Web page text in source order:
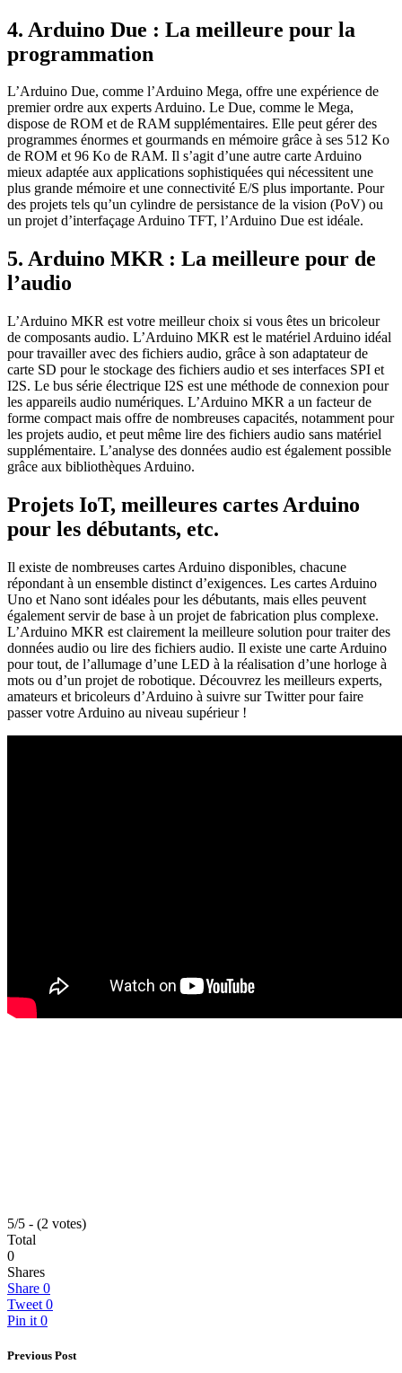
4. Arduino Due : La meilleure pour la
programmation
L’Arduino Due, comme l’Arduino Mega, offre une expérience de
premier ordre aux experts Arduino. Le Due, comme le Mega,
dispose de ROM et de RAM supplémentaires. Elle peut gérer des
programmes énormes et gourmands en mémoire grâce à ses 512 Ko
de ROM et 96 Ko de RAM. Il s’agit d’une autre carte Arduino
mieux adaptée aux applications sophistiquées qui nécessitent une
plus grande mémoire et une connectivité E/S plus importante. Pour
des projets tels qu’un cylindre de persistance de la vision (PoV) ou
un projet d’interfaçage Arduino TFT, l’Arduino Due est idéale.
5. Arduino MKR : La meilleure pour de
l’audio
L’Arduino MKR est votre meilleur choix si vous êtes un bricoleur
de composants audio. L’Arduino MKR est le matériel Arduino idéal
pour travailler avec des fichiers audio, grâce à son adaptateur de
carte SD pour le stockage des fichiers audio et ses interfaces SPI et
I2S. Le bus série électrique I2S est une méthode de connexion pour
les appareils audio numériques. L’Arduino MKR a un facteur de
forme compact mais offre de nombreuses capacités, notamment pour
les projets audio, et peut même lire des fichiers audio sans matériel
supplémentaire. L’analyse des données audio est également possible
grâce aux bibliothèques Arduino.
Projets IoT, meilleures cartes Arduino
pour les débutants, etc.
Il existe de nombreuses cartes Arduino disponibles, chacune
répondant à un ensemble distinct d’exigences. Les cartes Arduino
Uno et Nano sont idéales pour les débutants, mais elles peuvent
également servir de base à un projet de fabrication plus complexe.
L’Arduino MKR est clairement la meilleure solution pour traiter des
données audio ou lire des fichiers audio. Il existe une carte Arduino
pour tout, de l’allumage d’une LED à la réalisation d’une horloge à
mots ou d’un projet de robotique. Découvrez les meilleurs experts,
amateurs et bricoleurs d’Arduino à suivre sur Twitter pour faire
passer votre Arduino au niveau supérieur !
5/5 - (2 votes)
Total
0
Shares
Share 0
Tweet 0
Pin it 0
Previous Post